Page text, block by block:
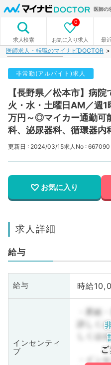
医師の
求人検索 お気に入り求人
0
最
医師求人・転職のマイナビDOCTOR
非常勤(アルバイト)求人
【長野県／松本市】病
火・水・土曜日AM／週1
万円～◎マイカー通勤可
科、泌尿器科、循環器内
更新日 : 2024/03/15求人No : 667090
お気に入り
求人詳細
給与
給与 時給
インセンティ
ブ
・昇給
詳しく
しくは
・イン